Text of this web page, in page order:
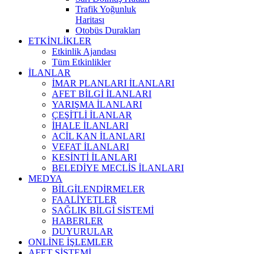
Trafik Yoğunluk
Haritası
Otobüs Durakları
ETKİNLİKLER
Etkinlik Ajandası
Tüm Etkinlikler
İLANLAR
İMAR PLANLARI İLANLARI
AFET BİLGİ İLANLARI
YARIŞMA İLANLARI
ÇEŞİTLİ İLANLAR
İHALE İLANLARI
ACİL KAN İLANLARI
VEFAT İLANLARI
KESİNTİ İLANLARI
BELEDİYE MECLİS İLANLARI
MEDYA
BİLGİLENDİRMELER
FAALİYETLER
SAĞLIK BİLGİ SİSTEMİ
HABERLER
DUYURULAR
ONLİNE İŞLEMLER